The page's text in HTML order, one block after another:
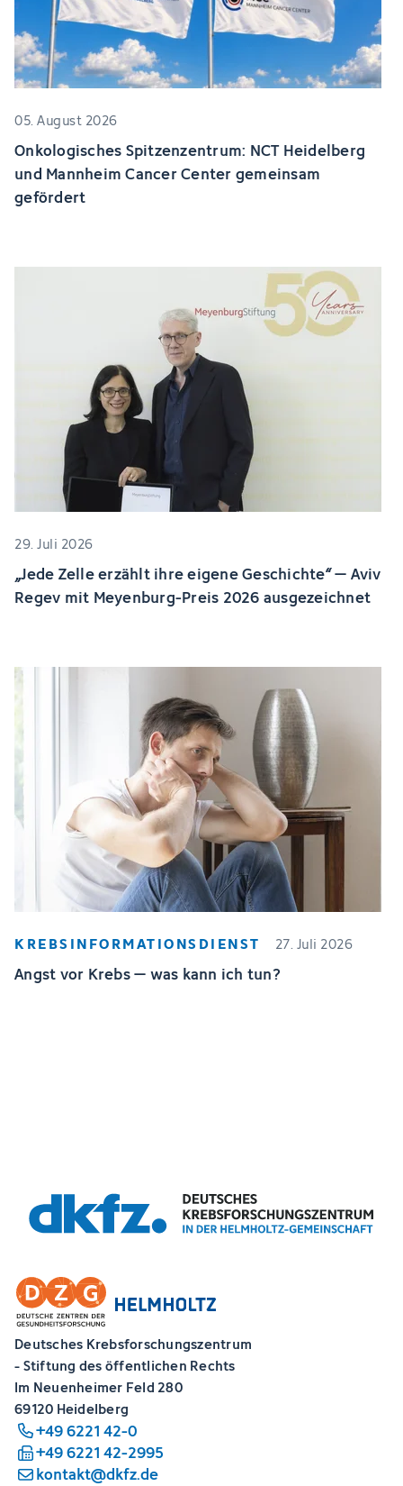
05. August 2026
Onkologisches Spitzenzentrum: NCT Heidelberg
und Mannheim Cancer Center gemeinsam
gefördert
29. Juli 2026
„Jede Zelle erzählt ihre eigene Geschichte“ – Aviv
Regev mit Meyenburg-Preis 2026 ausgezeichnet
KREBSINFORMATIONSDIENST 27. Juli 2026
Angst vor Krebs – was kann ich tun?
Deutsches Krebsforschungszentrum
- Stiftung des öffentlichen Rechts
Im Neuenheimer Feld 280
69120 Heidelberg
+49 6221 42-0
+49 6221 42-2995
kontakt@dkfz.de